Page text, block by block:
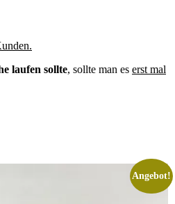
laufen sollte, sollte man es erst mal
Angebot!